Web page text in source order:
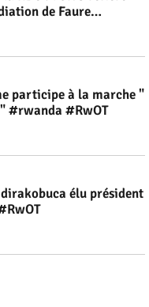
de Faure
#RwOT
participe à la marche "
#rwanda #RwOT
élu président